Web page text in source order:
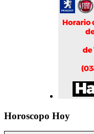
Horoscopo Hoy